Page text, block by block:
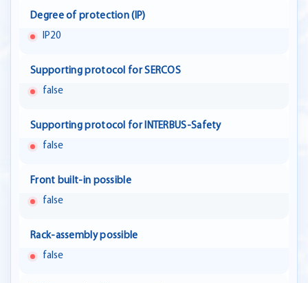
Degree of protection (IP)
IP20
Supporting protocol for SERCOS
false
Supporting protocol for INTERBUS-Safety
false
Front built-in possible
false
Rack-assembly possible
false